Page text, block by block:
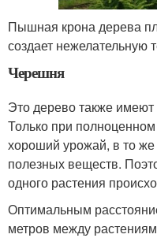
Пышная крона дерева
создает нежелательную
Черешня
Это дерево также
Только при
хороший урожай, в то
полезных веществ.
одного растения
Оптимальным
метров между